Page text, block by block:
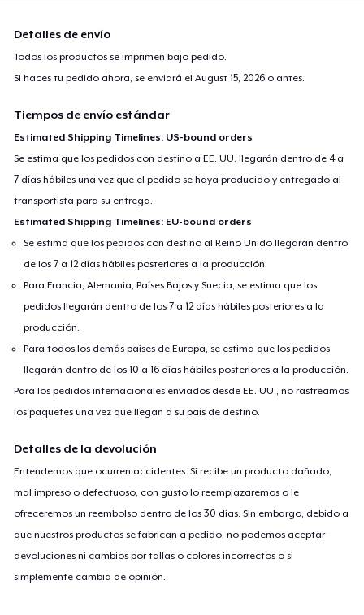
Detalles de envío
Todos los productos se imprimen bajo pedido.
Si haces tu pedido ahora, se enviará elAugust 15, 2026 o antes.
Tiempos de envío estándar
Estimated Shipping Timelines: US-bound orders
Se estima que los pedidos con destino a EE. UU. llegarán dentro de 4 a
7 días hábiles una vez que el pedido se haya producido y entregado al
transportista para su entrega.
Estimated Shipping Timelines: EU-bound orders
Se estima que los pedidos con destino al Reino Unido llegarán dentro
de los 7 a 12 días hábiles posteriores a la producción.
Para Francia, Alemania, Países Bajos y Suecia, se estima que los
pedidos llegarán dentro de los 7 a 12 días hábiles posteriores a la
producción.
Para todos los demás países de Europa, se estima que los pedidos
llegarán dentro de los 10 a 16 días hábiles posteriores a la producción.
Para los pedidos internacionales enviados desde EE. UU., no rastreamos
los paquetes una vez que llegan a su país de destino.
Detalles de la devolución
Entendemos que ocurren accidentes. Si recibe un producto dañado,
mal impreso o defectuoso, con gusto lo reemplazaremos o le
ofreceremos un reembolso dentro de los 30 días. Sin embargo, debido a
que nuestros productos se fabrican a pedido, no podemos aceptar
devoluciones ni cambios por tallas o colores incorrectos o si
simplemente cambia de opinión.